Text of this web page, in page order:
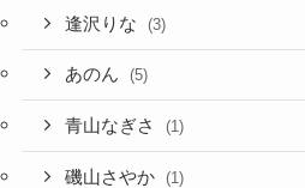
逢沢りな (3)
あのん (5)
青山なぎさ (1)
磯山さやか (1)